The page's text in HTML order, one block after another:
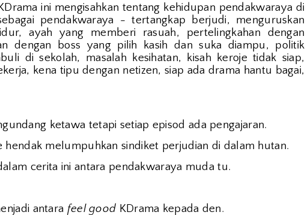
ini mengisahkan tentang kehidupan pendakwaraya di
pendakwaraya - tertangkap berjudi, menguruskan
ayah yang memberi rasuah, pertelingkahan dengan
dengan boss yang pilih kasih dan suka diampu, politik
di sekolah, masalah kesihatan, kisah keroje tidak siap,
kena tipu dengan netizen, siap ada drama hantu bagai,
ketawa tetapi setiap episod ada pengajaran.
hendak melumpuhkan sindiket perjudian di dalam hutan.
cerita ini antara pendakwaraya muda tu.
antara feel good KDrama kepada den.